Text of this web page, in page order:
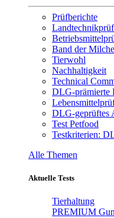
Prüfberichte
Band der
Tierwohl
Nachhaltigkeit
Technical
DLG-prämierte
DLG-geprüftes
Test Petfood
Testkriterien:
Alle Themen
Aktuelle Tests
Tierhaltung
PREMIUM